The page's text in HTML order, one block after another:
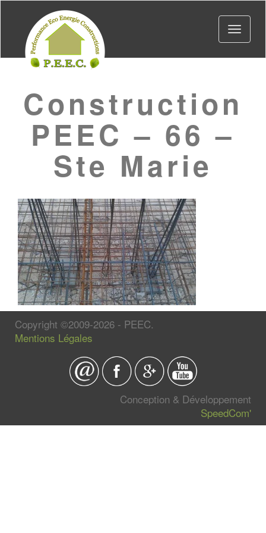
Toggle
Construction
PEEC – 66 –
Ste Marie
Copyright ©2009-2026 - PEEC.
Mentions Légales
Conception & Développement
SpeedCom'